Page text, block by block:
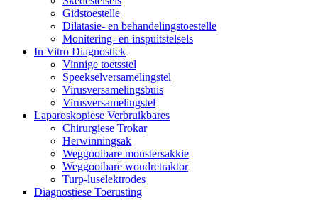
Gidstoestelle
Dilatasie- en behandelingstoestelle
Monitering- en inspuitstelsels
In Vitro Diagnostiek
Vinnige toetsstel
Speekselversamelingstel
Virusversamelingsbuis
Virusversamelingstel
Laparoskopiese Verbruikbares
Chirurgiese Trokar
Herwinningsak
Weggooibare monstersakkie
Weggooibare wondretraktor
Turp-luselektrodes
Diagnostiese Toerusting